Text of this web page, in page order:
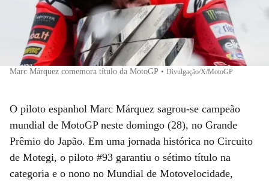
Marc Márquez comemora título da MotoGP • Divulgação/X/MotoGP
O piloto espanhol Marc Márquez sagrou-se campeão
mundial de MotoGP neste domingo (28), no Grande
Prêmio do Japão. Em uma jornada histórica no Circuito
de Motegi, o piloto #93 garantiu o sétimo título na
categoria e o nono no Mundial de Motovelocidade,